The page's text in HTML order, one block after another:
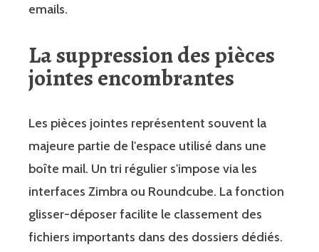
emails.
La suppression des pièces
jointes encombrantes
Les pièces jointes représentent souvent la
majeure partie de l'espace utilisé dans une
boîte mail. Un tri régulier s'impose via les
interfaces Zimbra ou Roundcube. La fonction
glisser-déposer facilite le classement des
fichiers importants dans des dossiers dédiés.